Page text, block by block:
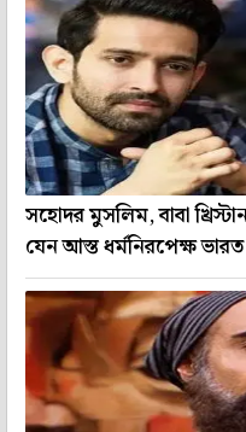
সহোদর মুসলিম, বাবা
যেন আস্ত ধর্মনিরপেক্ষ ভারত